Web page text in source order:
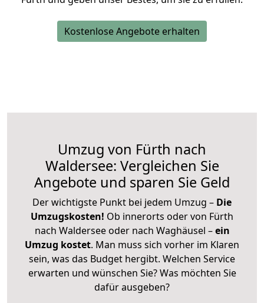
Kostenlose Angebote erhalten
Umzug von Fürth nach
Waldersee: Vergleichen Sie
Angebote und sparen Sie Geld
Der wichtigste Punkt bei jedem Umzug – Die
Umzugskosten! Ob innerorts oder von Fürth
nach Waldersee oder nach Waghäusel –ein
Umzug kostet. Man muss sich vorher im Klaren
sein, was das Budget hergibt. Welchen Service
erwarten und wünschen Sie? Was möchten Sie
dafür ausgeben?